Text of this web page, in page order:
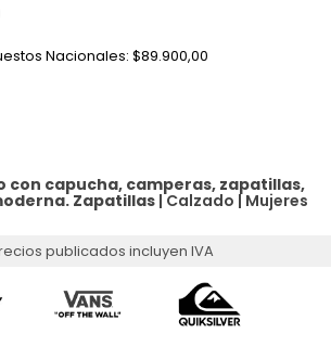
Nacionales: $89.900,00
con capucha, camperas, zapatillas,
Zapatillas |Calzado |Mujeres
publicados incluyen IVA